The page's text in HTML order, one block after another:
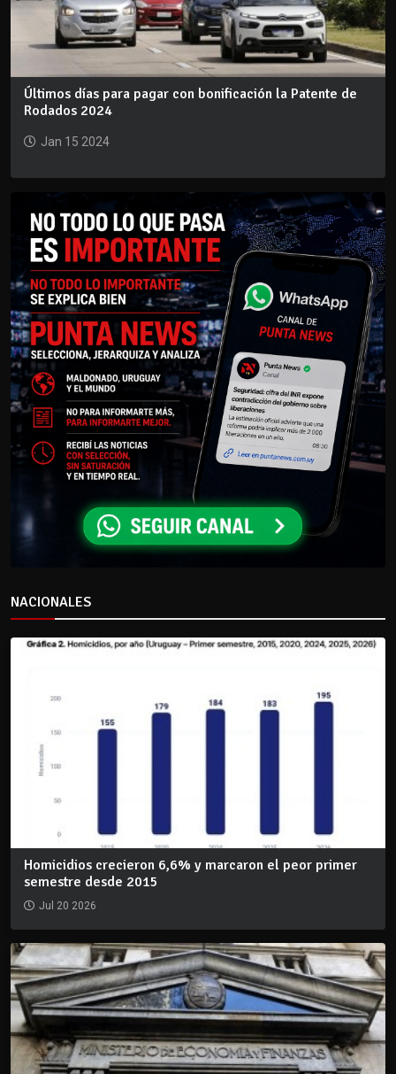
Últimos días para pagar con bonificación la Patente de
Rodados 2024
Jan 15 2024
NACIONALES
Homicidios crecieron 6,6% y marcaron el peor primer
semestre desde 2015
Jul 20 2026